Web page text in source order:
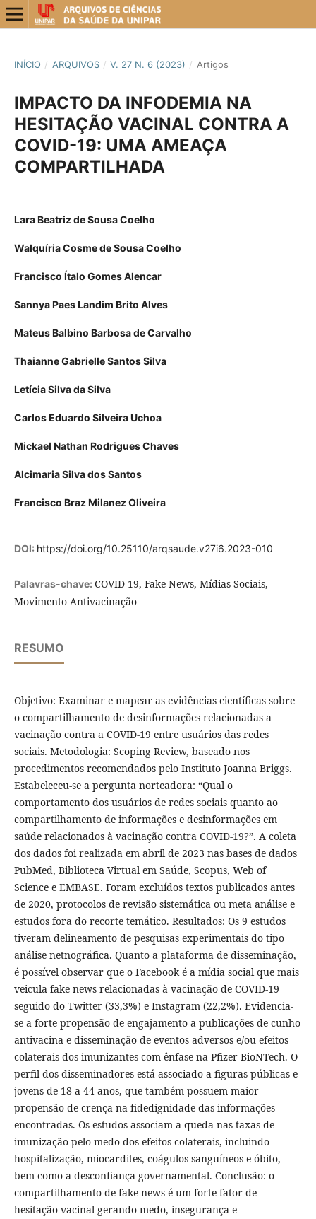
INÍCIO / ARQUIVOS / V. 27 N. 6 (2023) / Artigos
IMPACTO DA INFODEMIA NA
HESITAÇÃO VACINAL CONTRA A
COVID-19: UMA AMEAÇA
COMPARTILHADA
Lara Beatriz de Sousa Coelho
Walquíria Cosme de Sousa Coelho
Francisco Ítalo Gomes Alencar
Sannya Paes Landim Brito Alves
Mateus Balbino Barbosa de Carvalho
Thaianne Gabrielle Santos Silva
Letícia Silva da Silva
Carlos Eduardo Silveira Uchoa
Mickael Nathan Rodrigues Chaves
Alcimaria Silva dos Santos
Francisco Braz Milanez Oliveira
DOI: https://doi.org/10.25110/arqsaude.v27i6.2023-010
Palavras-chave: COVID-19, Fake News, Mídias Sociais,
Movimento Antivacinação
RESUMO
Objetivo: Examinar e mapear as evidências científicas sobre
o compartilhamento de desinformações relacionadas a
vacinação contra a COVID-19 entre usuários das redes
sociais. Metodologia: Scoping Review, baseado nos
procedimentos recomendados pelo Instituto Joanna Briggs.
Estabeleceu-se a pergunta norteadora: “Qual o
comportamento dos usuários de redes sociais quanto ao
compartilhamento de informações e desinformações em
saúde relacionados à vacinação contra COVID-19?”. A coleta
dos dados foi realizada em abril de 2023 nas bases de dados
PubMed, Biblioteca Virtual em Saúde, Scopus, Web of
Science e EMBASE. Foram excluídos textos publicados antes
de 2020, protocolos de revisão sistemática ou meta análise e
estudos fora do recorte temático. Resultados: Os 9 estudos
tiveram delineamento de pesquisas experimentais do tipo
análise netnográfica. Quanto a plataforma de disseminação,
é possível observar que o Facebook é a mídia social que mais
veicula fake news relacionadas à vacinação de COVID-19
seguido do Twitter (33,3%) e Instagram (22,2%). Evidencia-
se a forte propensão de engajamento a publicações de cunho
antivacina e disseminação de eventos adversos e/ou efeitos
colaterais dos imunizantes com ênfase na Pfizer-BioNTech. O
perfil dos disseminadores está associado a figuras públicas e
jovens de 18 a 44 anos, que também possuem maior
propensão de crença na fidedignidade das informações
encontradas. Os estudos associam a queda nas taxas de
imunização pelo medo dos efeitos colaterais, incluindo
hospitalização, miocardites, coágulos sanguíneos e óbito,
bem como a desconfiança governamental. Conclusão: o
compartilhamento de fake news é um forte fator de
hesitação vacinal gerando medo, insegurança e